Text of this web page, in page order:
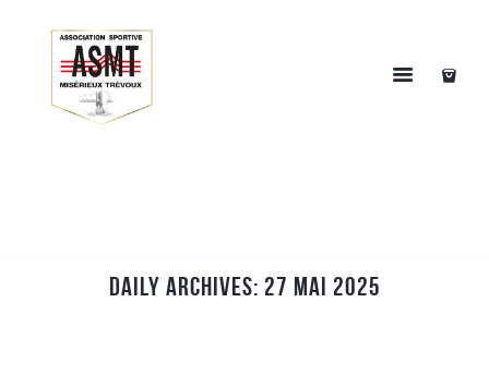
Daily Archives: 27 mai 2025